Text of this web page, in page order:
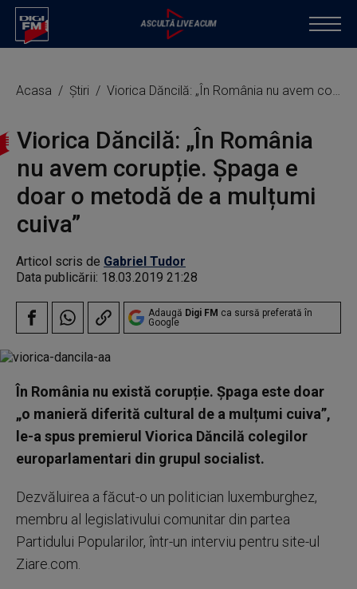
Acasa Știri Viorica Dăncilă: „În România nu avem corupție. Șpaga e doar o metodă de a mulțumi cuiva”
Viorica Dăncilă: „În România
nu avem corupție. Șpaga e
doar o metodă de a mulțumi
cuiva”
Articol scris de Gabriel Tudor
Data publicării: 18.03.2019 21:28
Adaugă Digi FM ca sursă preferată în
Google
În România nu există corupție. Șpaga este doar
„o manieră diferită cultural de a mulțumi cuiva”,
le-a spus premierul Viorica Dăncilă colegilor
europarlamentari din grupul socialist.
Dezvăluirea a făcut-o un politician luxemburghez,
membru al legislativului comunitar din partea
Partidului Popularilor, într-un interviu pentru site-ul
Ziare.com.